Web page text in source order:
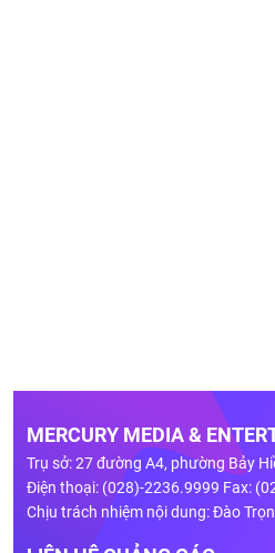
MERCURY MEDIA &
Trụ sở: 27 đường A4, phường Bảy
Điện thoại: (028)-2236.9999 Fax:
Chịu trách nhiệm nội dung: Đào